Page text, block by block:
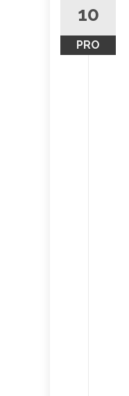
10
PRO